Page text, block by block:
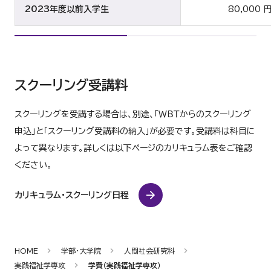
2023年度以前入学生 80,000
スクーリング受講料
スクーリングを受講する場合は、別途、「ＷＢＴからのスクーリング
申込」と「スクーリング受講料の納入」が必要です。受講料は科目に
よって異なります。詳しくは以下ページのカリキュラム表をご確認
ください。
カリキュラム・スクーリング日程
HOME 学部・大学院
人間社会研究科
実践福祉学専攻
学費（実践福祉学専攻）